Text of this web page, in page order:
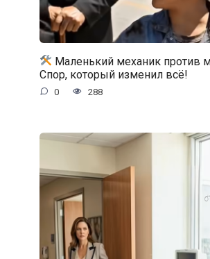
Маленький механик против
Спор, который изменил всё!
0 288